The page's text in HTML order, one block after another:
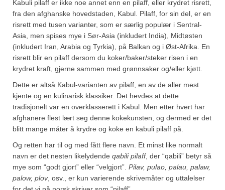
Kabuli pilaff er ikke noe annet enn en pilaff, eller krydret risrett,
fra den afghanske hovedstaden, Kabul. Pilaff, for sin del, er en
risrett med tusen varianter, som er særlig populær i Sentral-
Asia, men spises mye i Sør-Asia (inkludert India), Midtøsten
(inkludert Iran, Arabia og Tyrkia), på Balkan og i Øst-Afrika. En
risrett blir en pilaff dersom du koker/baker/steker risen i en
krydret kraft, gjerne sammen med grønnsaker og/eller kjøtt.
Dette er altså Kabul-varianten av pilaff, en av de aller mest
kjente og en kulinarisk klassiker. Det hevdes at dette
tradisjonelt var en overklasserett i Kabul. Men etter hvert har
afghanere flest lært seg denne kokekunsten, og dermed er det
blitt mange måter å krydre og koke en kabuli pilaff på.
Og retten har til og med fått flere navn. Et minst like normalt
navn er det nesten likelydende qabili pilaff, der “qabili” betyr så
mye som “godt gjort” eller “velgjort”. Pilav, pulao, palau, palaw,
palow, plov, osv., er kun varierende skrivemåter og uttalelser